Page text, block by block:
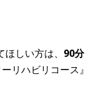
しい方は、 90分
ーリハビリコース』